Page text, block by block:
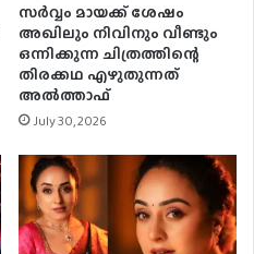
സര്‍വ്വം മായക്ക് ശേഷം
അഖിലും നിവിനും വീണ്ടും
ഒന്നിക്കുന്ന ചിത്രത്തിന്റെ
തിരക്കഥ എഴുതുന്നത്
അല്‍ത്താഫ്
July 30, 2026